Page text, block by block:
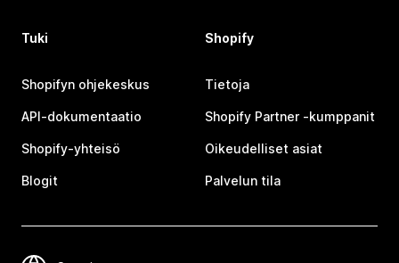
Tuki
Shopifyn ohjekeskus
API-dokumentaatio
Shopify-yhteisö
Blogit
Shopify
Tietoja
Shopify Partner ‑kumppanit
Oikeudelliset asiat
Palvelun tila